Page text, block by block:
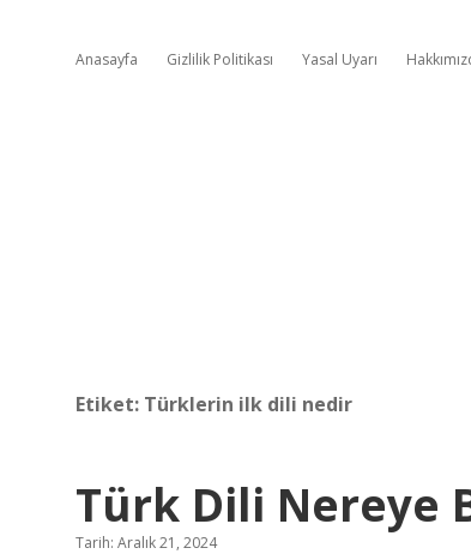
Anasayfa Gizlilik Politikası Yasal Uyarı
Etiket: Türklerin ilk dili nedir
Türk Dili Nereye
Tarih: Aralık 21, 2024